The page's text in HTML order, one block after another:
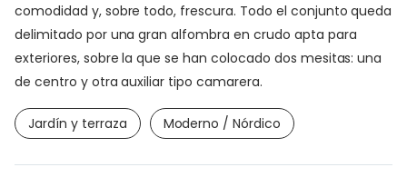
comodidad y, sobre todo, frescura. Todo el conjunto queda
delimitado por una gran alfombra en crudo apta para
exteriores, sobre la que se han colocado dos mesitas: una
de centro y otra auxiliar tipo camarera.
Jardín y terraza Moderno / Nórdico